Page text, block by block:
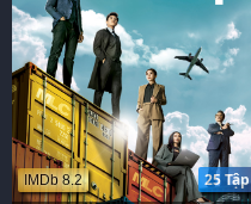
25 Tập
IMDb 8.2